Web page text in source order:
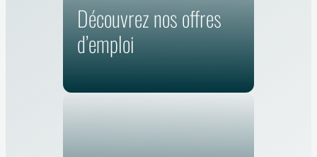
Découvrez nos offres
d’emploi